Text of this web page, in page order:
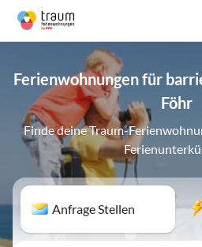
Ferienwohnungen für
Föhr
Finde deine Traum-
Anfrage Stellen